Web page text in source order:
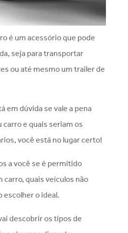
é um acessório que pode
seja para transportar
ou até mesmo um trailer de
em dúvida se vale a pena
carro e quais seriam os
você está no lugar certo!
a você se é permitido
carro, quais veículos não
escolher o ideal.
descobrir os tipos de